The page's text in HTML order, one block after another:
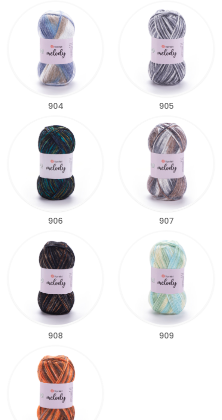
904 905
906 907
908 909